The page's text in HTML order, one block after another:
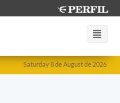
Saturday 8 de August de 2026